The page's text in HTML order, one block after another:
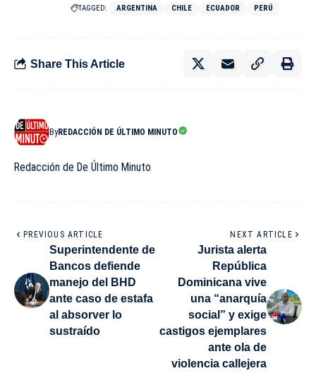
TAGGED: ARGENTINA CHILE ECUADOR PERÚ
Share This Article
ByREDACCIÓN DE ÚLTIMO MINUTO
Redacción de De Último Minuto
PREVIOUS ARTICLE
Superintendente de
Bancos defiende
manejo del BHD
ante caso de estafa
al absorver lo
sustraído
NEXT ARTICLE
Jurista alerta
República
Dominicana vive
una “anarquía
social” y exige
castigos ejemplares
ante ola de
violencia callejera